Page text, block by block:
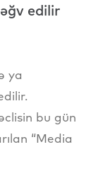
edilir
ya
bu gün
“Media